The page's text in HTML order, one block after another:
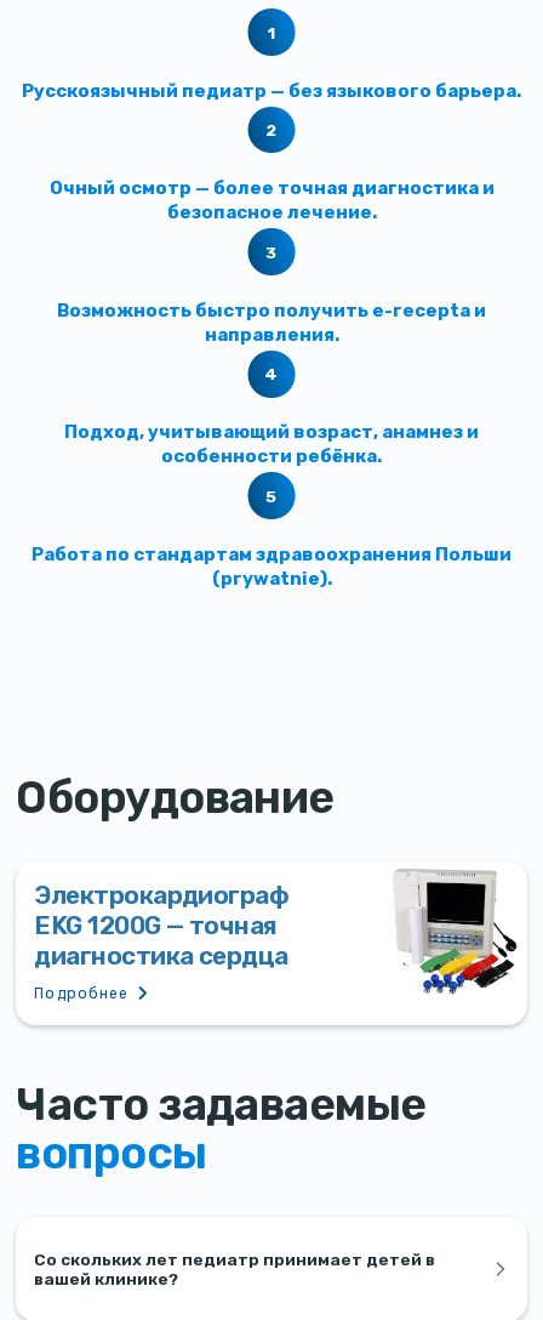
Русскоязычный педиатр — без языкового барьера.
Очный осмотр — более точная диагностика и
безопасное лечение.
Возможность быстро получить e-recepta и
направления.
Подход, учитывающий возраст, анамнез и
особенности ребёнка.
Работа по стандартам здравоохранения Польши
(prywatnie).
Оборудование
Электрокардиограф
EKG 1200G — точная
диагностика сердца
Подробнее
Часто задаваемые
вопросы
Со скольких лет педиатр принимает детей в
вашей клинике?